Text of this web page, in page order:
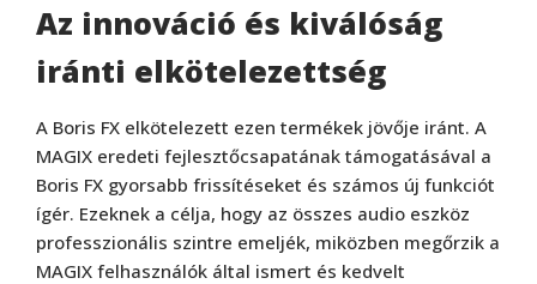
Az innováció és kiválóság
iránti elkötelezettség
A Boris FX elkötelezett ezen termékek jövője iránt. A
MAGIX eredeti fejlesztőcsapatának támogatásával a
Boris FX gyorsabb frissítéseket és számos új funkciót
ígér. Ezeknek a célja, hogy az összes audio eszköz
professzionális szintre emeljék, miközben megőrzik a
MAGIX felhasználók által ismert és kedvelt